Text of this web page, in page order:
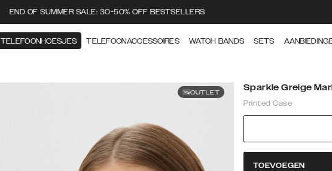
END OF SUMMER SALE: 30-50% OFF BESTSELLERS
TELEFOONHOESJES TELEFOONACCESSOIRES WATCH BANDS SETS
OUTLET Sparkle Greige
Printed Case
TOEVOEGEN